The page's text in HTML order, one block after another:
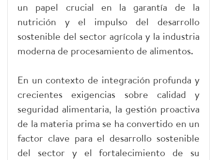
un papel crucial en la garantía de la
nutrición y el impulso del desarrollo
sostenible del sector agrícola y la industria
moderna de procesamiento de alimentos.
En un contexto de integración profunda y
crecientes exigencias sobre calidad y
seguridad alimentaria, la gestión proactiva
de la materia prima se ha convertido en un
factor clave para el desarrollo sostenible
del sector y el fortalecimiento de su